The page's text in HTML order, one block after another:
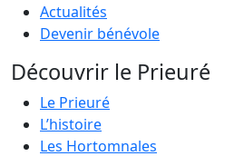
Actualités
Devenir bénévole
Découvrir le Prieuré
Le Prieuré
L’histoire
Les Hortomnales